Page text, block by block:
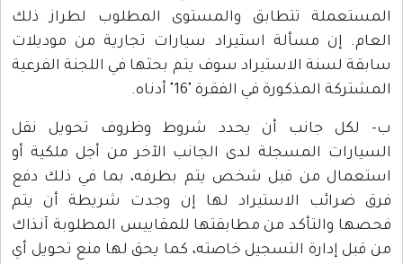
المستعملة تتطابق والمستوى المطلوب لطراز ذلك
العام. إن مسألة استيراد سيارات تجارية من موديلات
سابقة لسنة الاستيراد سوف يتم بحثها في اللجنة الفرعية
المشتركة المذكورة في الفقرة "16" أدناه.
ب- لكل جانب أن يحدد شروط وظروف تحويل نقل
السيارات المسجلة لدى الجانب الآخر من أجل ملكية أو
استعمال من قبل شخص يتم بطرفه، بما في ذلك دفع
فرق ضرائب الاستيراد لها إن وجدت شريطة أن يتم
فحصها والتأكد من مطابقتها للمقاييس المطلوبة آنذاك
من قبل إدارة التسجيل خاصته، كما يحق لها منع تحويل أي